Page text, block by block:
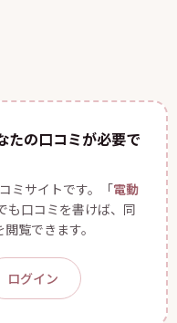
たの口コミが必要で
ミサイトです。「電動
も口コミを書けば、同
覧できます。
ログイン